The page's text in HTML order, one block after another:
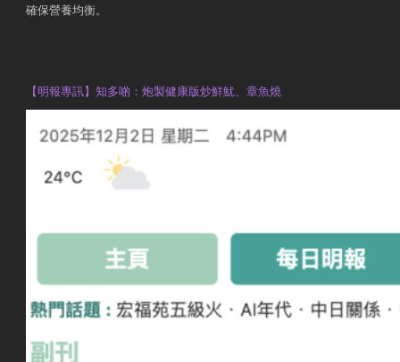
確保營養均衡。
【明報專訊】知多啲：炮製健康版炒鮮魷、章魚燒